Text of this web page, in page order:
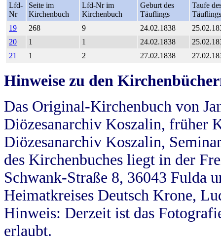
Lfd-
Nr
Seite im
Kirchenbuch
Lfd-Nr im
Kirchenbuch
Geburt des
Täuflings
Taufe
Täuflings
19
268 9 24.02.1838
20
1 1 24.02.1838
21
1 2 27.02.1838
Hinweise zu den
Das Original-Kirchenbuch von
Diözesanarchiv Koszalin, früher
Diözesanarchiv Koszalin,
des Kirchenbuches liegt in der
Schwank-Straße 8, 36043 Fulda
Heimatkreises Deutsch Krone,
Hinweis: Derzeit ist das
erlaubt.